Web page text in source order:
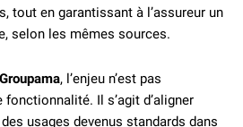
tout en garantissant à l’assureur un
selon les mêmes sources.
Groupama, l’enjeu n’est pas
fonctionnalité. Il s’agit d’aligner
usages devenus standards dans